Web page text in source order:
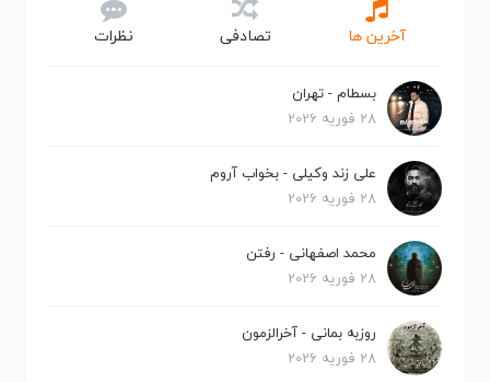
آخرین ها تصادفی نظرات
بسطام - تهران
28 فوریه 2026
علی زند وکیلی - بخواب آروم
28 فوریه 2026
محمد اصفهانی - رفتن
28 فوریه 2026
روزبه بمانی - آخرالزمون
28 فوریه 2026